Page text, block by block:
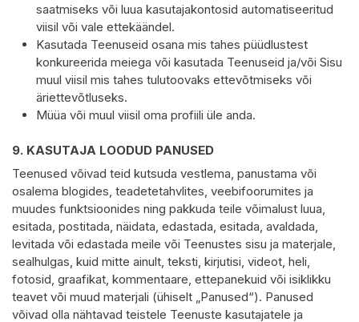
saatmiseks või luua kasutajakontosid automatiseeritud
viisil või vale ettekäändel.
Kasutada Teenuseid osana mis tahes püüdlustest
konkureerida meiega või kasutada Teenuseid ja/või Sisu
muul viisil mis tahes tulutoovaks ettevõtmiseks või
äriettevõtluseks.
Müüa või muul viisil oma profiili üle anda.
9. KASUTAJA LOODUD PANUSED
Teenused võivad teid kutsuda vestlema, panustama või
osalema blogides, teadetetahvlites, veebifoorumites ja
muudes funktsioonides ning pakkuda teile võimalust luua,
esitada, postitada, näidata, edastada, esitada, avaldada,
levitada või edastada meile või Teenustes sisu ja materjale,
sealhulgas, kuid mitte ainult, teksti, kirjutisi, videot, heli,
fotosid, graafikat, kommentaare, ettepanekuid või isiklikku
teavet või muud materjali (ühiselt „Panused“). Panused
võivad olla nähtavad teistele Teenuste kasutajatele ja